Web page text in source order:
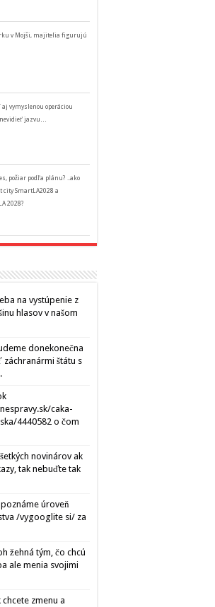
v Mojši, majitelia figurujú
vymyslenou operáciou
jazvu…
požiar podľa plánu? ..ako
SmartLA2028 a
2028?
na vystúpenie z
hlasov v našom
donekonečna
štátu s
caka-
4440582 o čom
novinárov ak
tak nebuďte tak
úroveň
/vygooglite si/ za
žehná tým, čo chcú
ale menia svojimi
chcete zmenu a